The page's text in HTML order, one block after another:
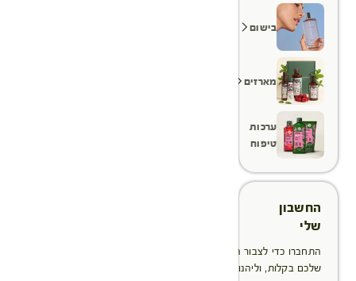
בישום
מארזים
ערכות
טיפוח
החשבון
שלי
התחברו כדי לצבור הטבות, לנהל ולעקוב אחר ההזמנות
שלכם בקלות, וליהנות מתהליך תשלום מהיר יותר